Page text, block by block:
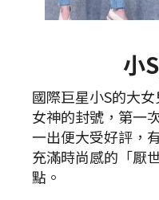
小
國際巨星小S的大
女神的封號，第一
一出便大受好評，
充滿時尚感的「厭
點。